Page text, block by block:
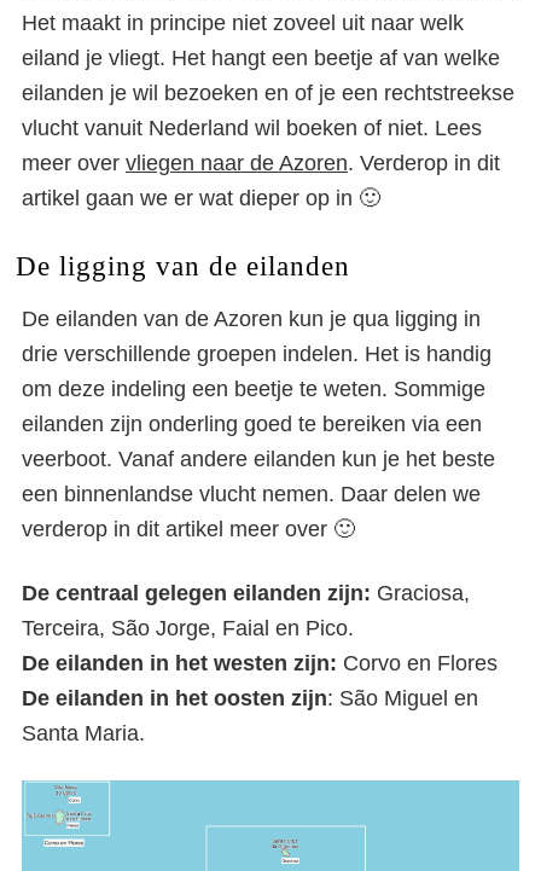
Het maakt in principe niet zoveel uit naar welk
eiland je vliegt. Het hangt een beetje af van welke
eilanden je wil bezoeken en of je een rechtstreekse
vlucht vanuit Nederland wil boeken of niet. Lees
meer over vliegen naar de Azoren. Verderop in dit
artikel gaan we er wat dieper op in 🙂
De ligging van de eilanden
De eilanden van de Azoren kun je qua ligging in
drie verschillende groepen indelen. Het is handig
om deze indeling een beetje te weten. Sommige
eilanden zijn onderling goed te bereiken via een
veerboot. Vanaf andere eilanden kun je het beste
een binnenlandse vlucht nemen. Daar delen we
verderop in dit artikel meer over 🙂
De centraal gelegen eilanden zijn: Graciosa,
Terceira, São Jorge, Faial en Pico.
De eilanden in het westen zijn: Corvo en Flores
De eilanden in het oosten zijn: São Miguel en
Santa Maria.